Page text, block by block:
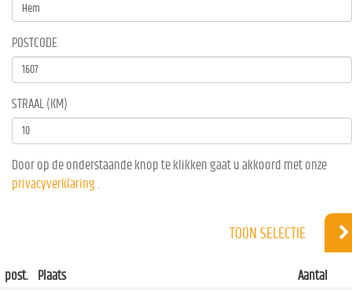
POSTCODE
STRAAL (KM)
Door op de onderstaande knop te klikken gaat u akkoord met onze
privacyverklaring
TOON SELECTIE
post. Plaats
Aantal